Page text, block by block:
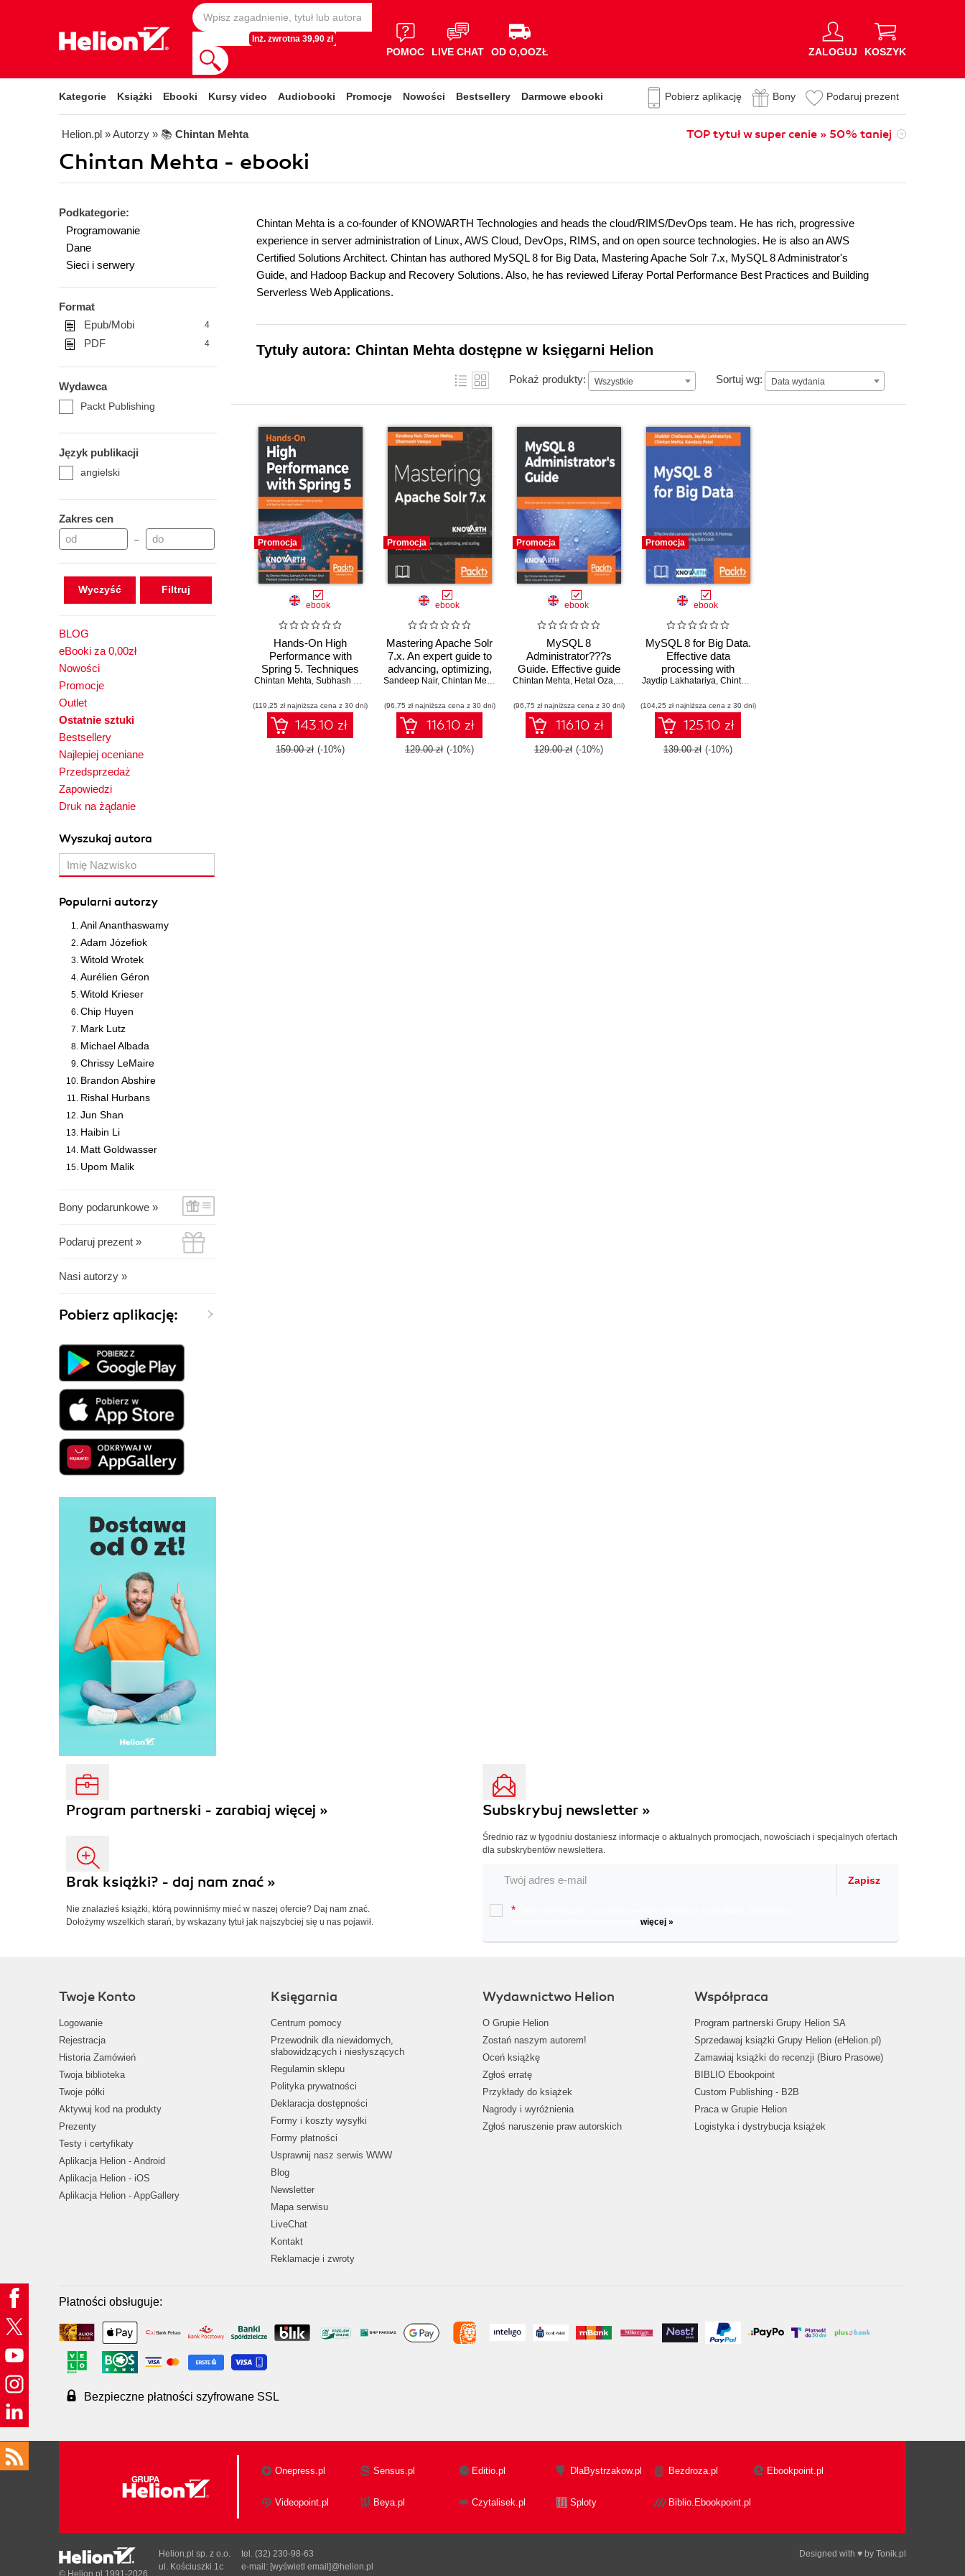
Inż. zwrotna 39,90 zł
POMOC LIVE CHAT OD O,OOZŁ ZALOGUJ KOSZYK
Kategorie Książki Ebooki Kursy video Audiobooki Promocje Nowości Bestsellery Darmowe ebooki Pobierz aplikację Bony Podaruj prezent
Helion.pl » Autorzy » 📚 Chintan Mehta TOP tytuł w super cenie » 50% taniej
Chintan Mehta - ebooki
Podkategorie:
Programowanie
Dane
Sieci i serwery
Format
Epub/Mobi
4
PDF 4
Wydawca
Packt Publishing
Język publikacji
angielski
Zakres cen
–
Wyczyść
BLOG
eBooki za 0,00zł
Nowości
Promocje
Outlet
Ostatnie sztuki
Bestsellery
Najlepiej oceniane
Przedsprzedaż
Zapowiedzi
Druk na żądanie
Wyszukaj autora
Popularni autorzy
Anil Ananthaswamy
Adam Józefiok
Witold Wrotek
Aurélien Géron
Witold Krieser
Chip Huyen
Mark Lutz
Michael Albada
Chrissy LeMaire
Brandon Abshire
Rishal Hurbans
Jun Shan
Haibin Li
Matt Goldwasser
Upom Malik
Bony podarunkowe »
Podaruj prezent »
Nasi autorzy »
Pobierz aplikację:
Chintan Mehta is a co-founder of KNOWARTH Technologies and heads the cloud/RIMS/DevOps team. He has rich, progressive
experience in server administration of Linux, AWS Cloud, DevOps, RIMS, and on open source technologies. He is also an AWS
Certified Solutions Architect. Chintan has authored MySQL 8 for Big Data, Mastering Apache Solr 7.x, MySQL 8 Administrator's
Guide, and Hadoop Backup and Recovery Solutions. Also, he has reviewed Liferay Portal Performance Best Practices and Building
Serverless Web Applications.
Tytuły autora: Chintan Mehta dostępne w księgarni Helion
Pokaż produkty: Wszystkie Sortuj wg: Data wydania
Data wydania
Promocja
ebook
Hands-On High
Performance with
Spring 5. Techniques
for scaling and
Spring Boot
applications
Chintan Mehta, Subhash Shah Pritesh Shah,Prashant Goswami Dinesh Radadiya
(119,25 zł najniższa cena z 30 dni)
143.10 zł
159.00 zł (-10%)
Promocja
ebook
Mastering Apache Solr
7.x. An expert guide to
advancing, optimizing,
and scaling your
Sandeep Nair, Chintan Mehta Dharmesh Vasoya
(96,75 zł najniższa cena z 30 dni)
116.10 zł
129.00 zł (-10%)
Promocja
ebook
MySQL 8
Administrator???s
Guide. Effective guide
to administering high-
solutions
Chintan Mehta, Hetal Oza, Subhash Shah,Ravi Shah
(96,75 zł najniższa cena z 30 dni)
116.10 zł
129.00 zł (-10%)
Promocja
ebook
MySQL 8 for Big Data.
Effective data
processing with
MySQL 8, Hadoop,
Big Data tools
Jaydip Lakhatariya, Chintan Mehta
(104,25 zł najniższa cena z 30 dni)
125.10 zł
139.00 zł (-10%)
Program partnerski - zarabiaj więcej »
Brak książki? - daj nam znać »
Nie znalazłeś książki, którą powinniśmy mieć w naszej ofercie? Daj nam znać.
Dołożymy wszelkich starań, by wskazany tytuł jak najszybciej się u nas pojawił.
Subskrybuj newsletter »
Średnio raz w tygodniu dostaniesz informacje o aktualnych promocjach, nowościach i specjalnych ofertach
dla subskrybentów newslettera.
Zapisz
*
więcej »
Twoje Konto
Logowanie
Rejestracja
Historia Zamówień
Twoja biblioteka
Twoje półki
Aktywuj kod na produkty
Prezenty
Testy i certyfikaty
Aplikacja Helion - Android
Aplikacja Helion - iOS
Aplikacja Helion - AppGallery
Księgarnia
Centrum pomocy
Przewodnik dla niewidomych,
słabowidzących i niesłyszących
Regulamin sklepu
Polityka prywatności
Deklaracja dostępności
Formy i koszty wysyłki
Formy płatności
Usprawnij nasz serwis WWW
Blog
Newsletter
Mapa serwisu
LiveChat
Kontakt
Reklamacje i zwroty
Wydawnictwo Helion
O Grupie Helion
Zostań naszym autorem!
Oceń książkę
Zgłoś erratę
Przykłady do książek
Nagrody i wyróżnienia
Zgłoś naruszenie praw autorskich
Współpraca
Program partnerski Grupy Helion SA
Sprzedawaj książki Grupy Helion (eHelion.pl)
Zamawiaj książki do recenzji (Biuro Prasowe)
BIBLIO Ebookpoint
Custom Publishing - B2B
Praca w Grupie Helion
Logistyka i dystrybucja książek
Płatności obsługuje:
Bezpieczne płatności szyfrowane SSL
Onepress.pl Sensus.pl Editio.pl DlaBystrzakow.pl Bezdroza.pl Ebookpoint.pl
Videopoint.pl Beya.pl Czytalisek.pl Sploty Biblio.Ebookpoint.pl
Designed with ♥ by Tonik.pl
© Helion.pl 1991-2026
Helion.pl sp. z o.o.
ul. Kościuszki 1c
tel. (32) 230-98-63
e-mail: [wyświetl email]@helion.pl